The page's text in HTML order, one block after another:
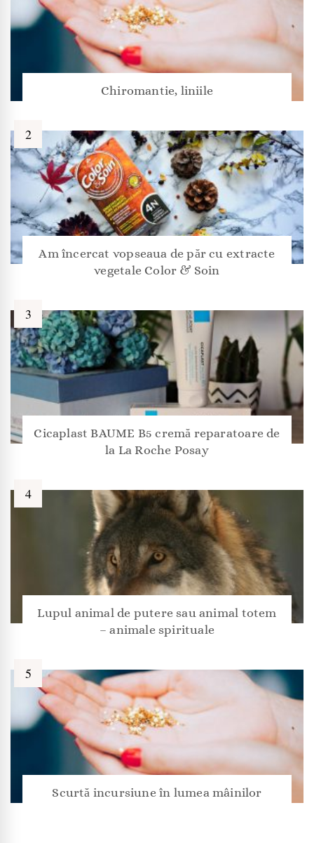
Chiromantie, liniile
Am încercat vopseaua de păr cu extracte
vegetale Color & Soin
Cicaplast BAUME B5 cremă reparatoare de
la La Roche Posay
Lupul animal de putere sau animal totem
– animale spirituale
Scurtă incursiune în lumea mâinilor